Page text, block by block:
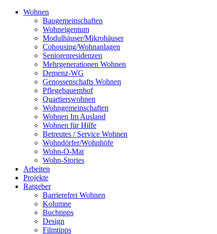
Wohnen
Baugemeinschaften
Wohneigentum
Modulhäuser/Mikrohäuser
Cohousing/Wohnanlagen
Seniorenresidenzen
Mehrgenerationen Wohnen
Demenz-WG
Genossenschafts Wohnen
Pflegebauernhof
Quartierswohnen
Wohngemeinschaften
Wohnen Im Ausland
Wohnen für Hilfe
Betreutes / Service Wohnen
Wohndörfer/Wohnhöfe
Wohn-O-Mat
Wohn-Stories
Arbeiten
Projekte
Ratgeber
Barrierefrei Wohnen
Kolumne
Buchtipps
Design
Filmtipps